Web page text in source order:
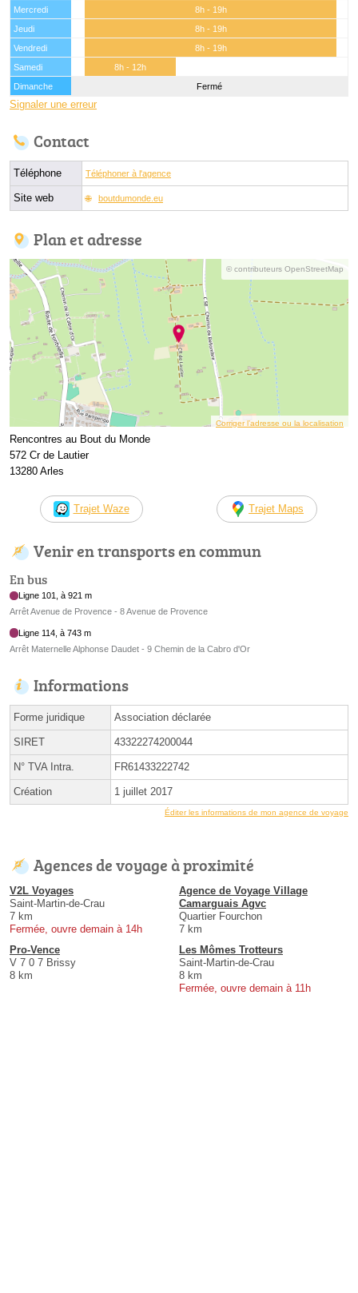
Mercredi
8h - 19h
Jeudi
8h - 19h
Vendredi
8h - 19h
Samedi
8h - 12h
Dimanche
Fermé
Signaler une erreur
Contact
Téléphone Téléphoner à l'agence
Site web boutdumonde.eu
Plan et adresse
© contributeurs OpenStreetMap
Corriger l’adresse ou la localisation
Rencontres au Bout du Monde
572 Cr de Lautier
13280 Arles
Trajet Waze Trajet Maps
Venir en transports en commun
En bus
Ligne 101, à 921 m
Arrêt Avenue de Provence - 8 Avenue de Provence
Ligne 114, à 743 m
Arrêt Maternelle Alphonse Daudet - 9 Chemin de la Cabro d'Or
Informations
Forme juridique Association déclarée
SIRET 43322274200044
N° TVA Intra. FR61433222742
Création 1 juillet 2017
Éditer les informations de mon agence de voyage
Agences de voyage à proximité
V2L Voyages
Saint-Martin-de-Crau
7 km
Fermée, ouvre demain à 14h
Agence de Voyage Village
Camarguais Agvc
Quartier Fourchon
7 km
Pro-Vence
V 7 0 7 Brissy
8 km
Les Mômes Trotteurs
Saint-Martin-de-Crau
8 km
Fermée, ouvre demain à 11h